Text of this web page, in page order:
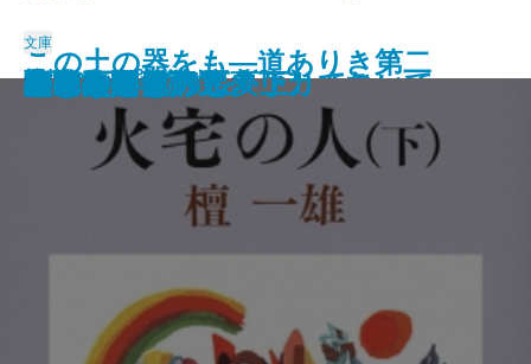
散歩のとき何か食べたくなって
沈黙
彦左衛門外記
エディプスの恋人
聖少女
ブンナよ、木からおりてこい
あんちゃん
この土の器をも―道ありき第二
部 結婚編―
お気に召すまま
火宅の人〔上〕
文庫
火宅の人〔下〕
だれかさんの悪夢
心に太陽を持て
悲しみの歌
扇野
若き数学者のアメリカ
ケインとアベル〔上〕
ケインとアベル〔下〕
海の史劇
橋のない川 五